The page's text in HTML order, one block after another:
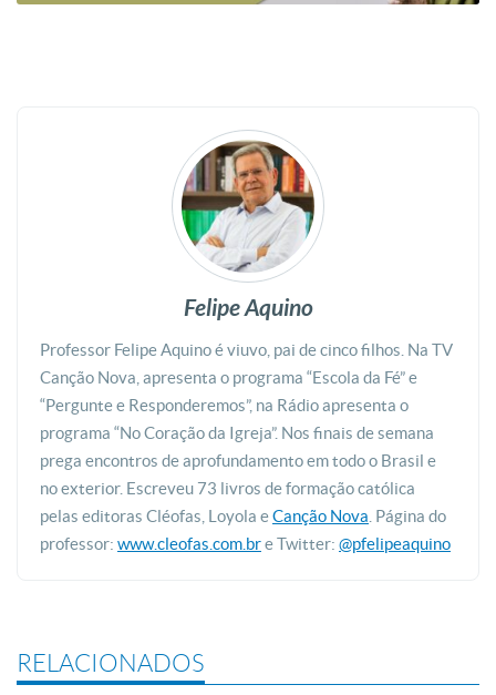
Felipe Aquino
Professor Felipe Aquino é viuvo, pai de cinco filhos. Na TV
Canção Nova, apresenta o programa “Escola da Fé” e
“Pergunte e Responderemos”, na Rádio apresenta o
programa “No Coração da Igreja”. Nos finais de semana
prega encontros de aprofundamento em todo o Brasil e
no exterior. Escreveu 73 livros de formação católica
pelas editoras Cléofas, Loyola eCanção Nova . Página do
professor: www.cleofas.com.bre Twitter: @pfelipeaquino
RELACIONADOS